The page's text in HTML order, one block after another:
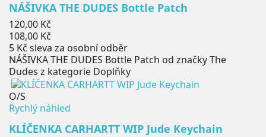
NÁŠIVKA THE DUDES Bottle Patch
Běžná
cena
120,00 Kč
Cena
108,00 Kč
5 Kč sleva za osobní odběr
NÁŠIVKA THE DUDES Bottle Patch od značky The
Dudes z kategorie Doplňky
O/S
Rychlý náhled
KLÍČENKA CARHARTT WIP Jude Keychain